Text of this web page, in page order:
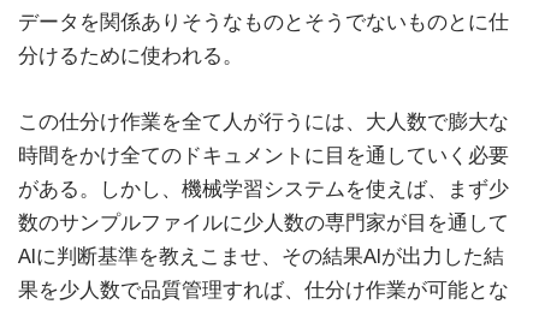
データを関係ありそうなものとそうでないものとに仕
分けるために使われる。
この仕分け作業を全て人が行うには、大人数で膨大な
時間をかけ全てのドキュメントに目を通していく必要
がある。しかし、機械学習システムを使えば、まず少
数のサンプルファイルに少人数の専門家が目を通して
AIに判断基準を教えこませ、その結果AIが出力した結
果を少人数で品質管理すれば、仕分け作業が可能とな